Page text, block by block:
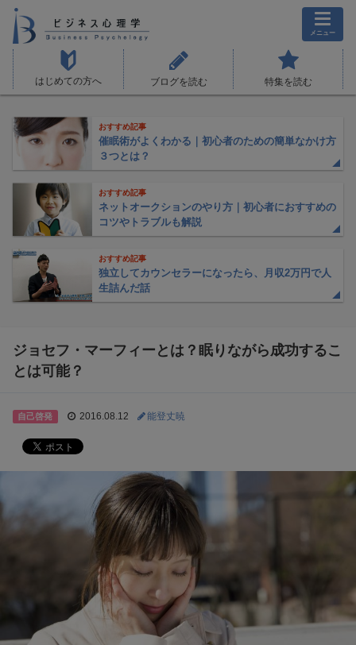
メニュー
はじめての方へ ブログを読む 特集を読む
おすすめ記事
催眠術がよくわかる｜初心者のための簡単なかけ方
３つとは？
おすすめ記事
ネットオークションのやり方｜初心者におすすめの
コツやトラブルも解説
おすすめ記事
独立してカウンセラーになったら、月収2万円で人
生詰んだ話
ジョセフ・マーフィーとは？眠りながら成功するこ
とは可能？
自己啓発 2016.08.12 能登丈暁